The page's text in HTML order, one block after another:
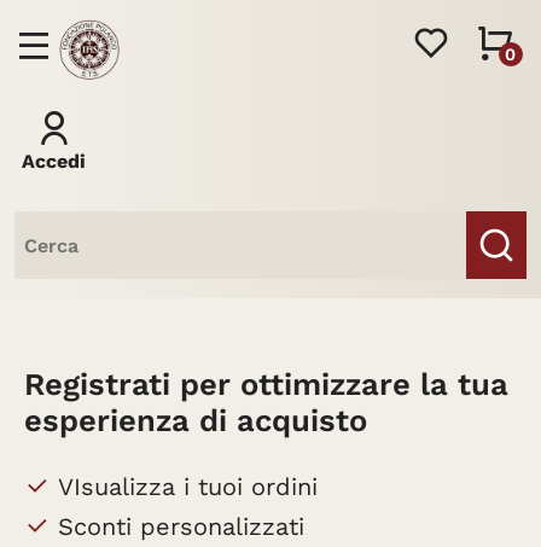
0
Accedi
Riviste
Registrati per ottimizzare la tua
esperienza di acquisto
VIsualizza i tuoi ordini
Sconti personalizzati